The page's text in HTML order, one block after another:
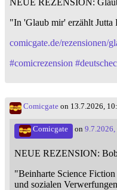
"In 'Glaub mir' erzählt
comicgate.de/rezensionen/
#comicrezension #
Comicgate on 13.7.2026,
Comicgate on
NEUE REZENSION:
"Beinharte Science
und sozialen